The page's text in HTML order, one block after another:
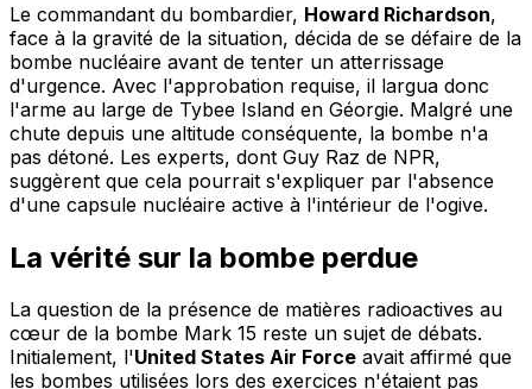
Le commandant du bombardier, Howard Richardson,
face à la gravité de la situation, décida de se défaire de la
bombe nucléaire avant de tenter un atterrissage
d'urgence. Avec l'approbation requise, il largua donc
l'arme au large de Tybee Island en Géorgie. Malgré une
chute depuis une altitude conséquente, la bombe n'a
pas détoné. Les experts, dont Guy Raz de NPR,
suggèrent que cela pourrait s'expliquer par l'absence
d'une capsule nucléaire active à l'intérieur de l'ogive.
La vérité sur la bombe perdue
La question de la présence de matières radioactives au
cœur de la bombe Mark 15 reste un sujet de débats.
Initialement, l'United States Air Force avait affirmé que
les bombes utilisées lors des exercices n'étaient pas